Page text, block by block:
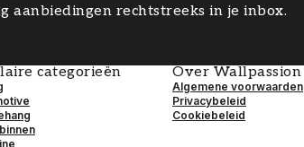
aanbiedingen rechtstreeks in je inbox.
categorieën Over Wallpassion
Algemene voorwaarden
Privacybeleid
Cookiebeleid